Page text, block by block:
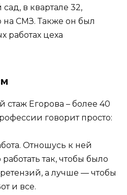
в квартале 32,
на СМЗ. Также он был
работах цеха
Егорова – более 40
говорит просто:
Отношусь к ней
так, чтобы было
а лучше — чтобы
и все.